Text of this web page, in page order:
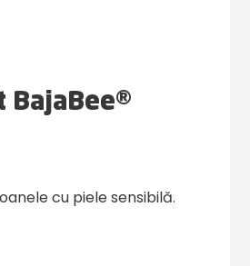
BajaBee®
cu piele sensibilă.